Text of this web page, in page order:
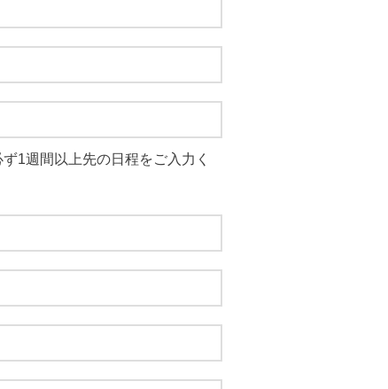
1週間以上先の日程をご入力く